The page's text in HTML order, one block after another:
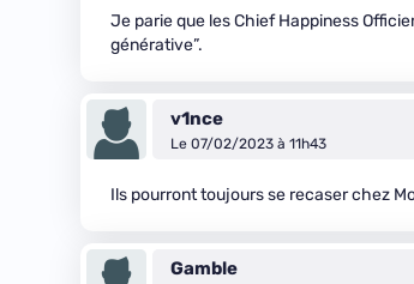
Je parie que les Chief Happiness
générative”.
v1nce
Le 07/02/2023 à 11h43
Ils pourront toujours se recaser chez
Gamble